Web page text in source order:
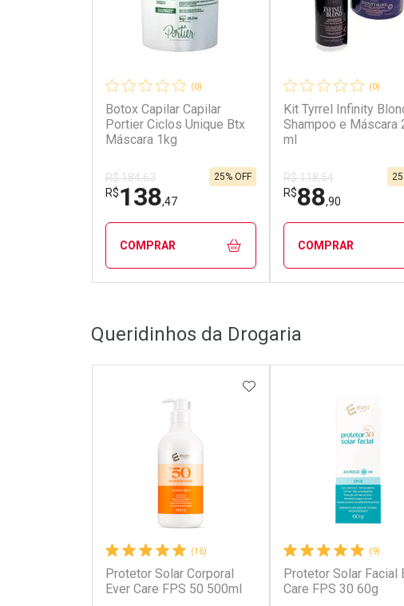
(0)
Botox Capilar Capilar
Portier Ciclos Unique Btx
Máscara 1kg
R$ 184,63
R$138,47
25% OFF
COMPRAR
Laboratório
Ativar Desconto
Por Menos
(0)
Kit Tyrrel Infinity
Shampoo e Máscara
ml
R$ 118,54
R$88,90
COMPRAR
Laboratório
Ativar Desconto
Por Menos
Queridinhos da Drogaria
(16)
Protetor Solar Corporal
Ever Care FPS 50 500ml
ADICIONAR AOS
(9)
Protetor Solar Facial
Care FPS 30 60g